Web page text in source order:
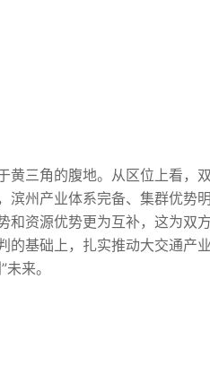
黄三角的腹地。从区位上看，
滨州产业体系完备、集群优势
和资源优势更为互补，这为双
的基础上，扎实推动大交通产
来。